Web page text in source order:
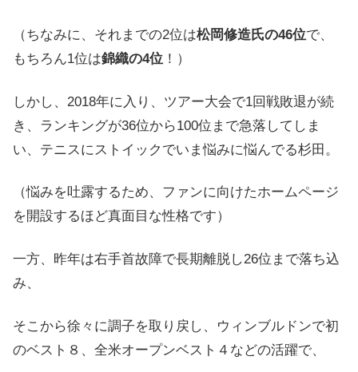
（ちなみに、それまでの2位は松岡修造氏の46位で、
もちろん1位は錦織の4位 ！）
しかし、2018年に入り、ツアー大会で1回戦敗退が続
き、ランキングが36位から100位まで急落してしま
い、テニスにストイックでいま悩みに悩んでる杉田。
（悩みを吐露するため、ファンに向けたホームページ
を開設するほど真面目な性格です）
一方、昨年は右手首故障で長期離脱し26位まで落ち込
み、
そこから徐々に調子を取り戻し、ウィンブルドンで初
のベスト８、全米オープンベスト４などの活躍で、